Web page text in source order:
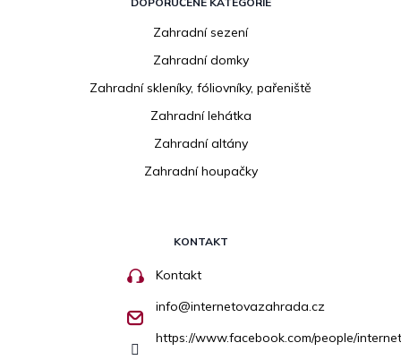
Zahradní sezení
Zahradní domky
Zahradní skleníky, fóliovníky, pařeniště
Zahradní lehátka
Zahradní altány
Zahradní houpačky
KONTAKT
Kontakt
info@internetovazahrada.cz
https://www.facebook.com/people/